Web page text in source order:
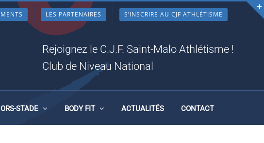
LES PARTENAIRES S’INSCRIRE AU CJF ATHLÉTISME
Rejoignez le C.J.F. Saint-Malo Athlétisme !
Club de Niveau National
STADE BODY FIT ACTUALITÉS CONTACT
SAMEDI